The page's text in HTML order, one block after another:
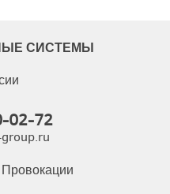
СИСТЕМЫ
02-72